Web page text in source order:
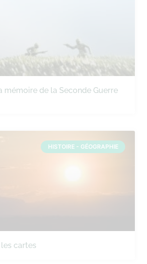
mémoire de la Seconde Guerre
HISTOIRE - GÉOGRAPHIE
cartes